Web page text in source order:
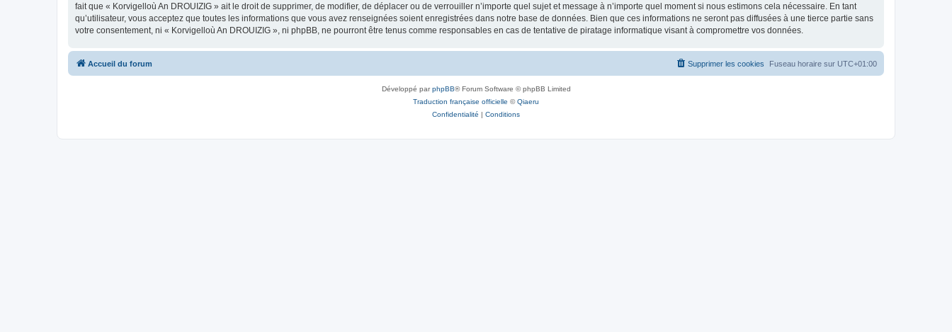
fait que « Korvigelloù An DROUIZIG » ait le droit de supprimer, de modifier, de déplacer ou de verrouiller n’importe quel sujet et message à n’importe quel moment si nous estimons cela nécessaire. En tant
qu’utilisateur, vous acceptez que toutes les informations que vous avez renseignées soient enregistrées dans notre base de données. Bien que ces informations ne seront pas diffusées à une tierce partie sans
votre consentement, ni « Korvigelloù An DROUIZIG », ni phpBB, ne pourront être tenus comme responsables en cas de tentative de piratage informatique visant à compromettre vos données.
Accueil du forum Fuseau horaire sur UTC+01:00
Supprimer les cookies
Développé parphpBB® Forum Software © phpBB Limited
Traduction française officielle ©Qiaeru
Confidentialité | Conditions